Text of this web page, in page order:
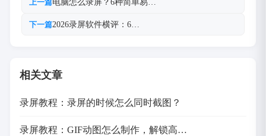
上一篇
下一篇2026录屏软件横评：6…
相关文章
录屏教程：录屏的时候怎么同时截图？
录屏教程：GIF动图怎么制作，解锁高…